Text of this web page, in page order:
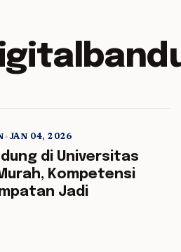
5 min read
• JAN 04, 2026
di Universitas
Kompetensi
Jadi